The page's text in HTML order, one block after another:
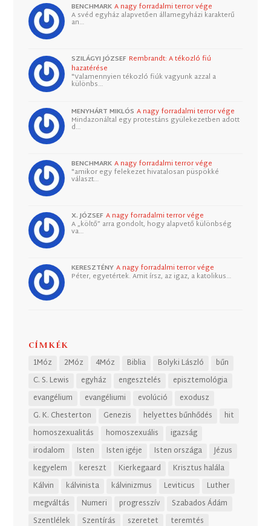
BENCHMARK A nagy forradalmi terror vége
A svéd egyház alapvetően államegyházi karakterű
an…
SZILÁGYI JÓZSEF Rembrandt: A tékozló fiú
hazatérése
"Valamennyien tékozló fiúk vagyunk azzal a
különbs…
MENYHÁRT MIKLÓS A nagy forradalmi terror vége
Mindazonáltal egy protestáns gyülekezetben adott
d…
BENCHMARK A nagy forradalmi terror vége
"amikor egy felekezet hivatalosan püspökké
választ…
X. JÓZSEF A nagy forradalmi terror vége
A „költő” arra gondolt, hogy alapvető különbség
va…
KERESZTÉNY A nagy forradalmi terror vége
Péter, egyetértek. Amit írsz, az igaz, a katolikus…
CÍMKÉK
1Móz 2Móz 4Móz Biblia Bolyki László
bűn
C. S. Lewis
egyház engesztelés
episztemológia
evangélium
evangéliumi evolúció
exodusz
G. K. Chesterton
Genezis helyettes bűnhődés
hit
homoszexualitás
homoszexuális
igazság
irodalom
Isten Isten igéje Isten országa
Jézus
kegyelem
kereszt Kierkegaard
Krisztus halála
Kálvin
kálvinista kálvinizmus Leviticus
Luther
megváltás
Numeri progresszív
Szabados Ádám
Szentlélek
Szentírás szeretet teremtés